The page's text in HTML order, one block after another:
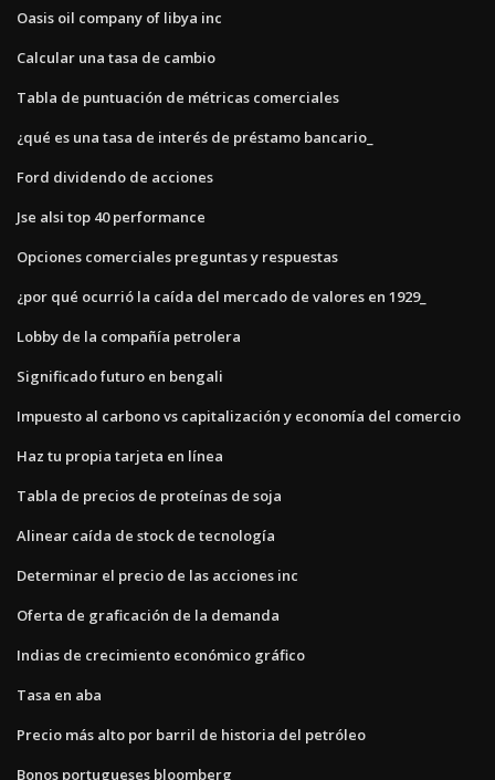
Oasis oil company of libya inc
Calcular una tasa de cambio
Tabla de puntuación de métricas comerciales
¿qué es una tasa de interés de préstamo bancario_
Ford dividendo de acciones
Jse alsi top 40 performance
Opciones comerciales preguntas y respuestas
¿por qué ocurrió la caída del mercado de valores en 1929_
Lobby de la compañía petrolera
Significado futuro en bengali
Impuesto al carbono vs capitalización y economía del comercio
Haz tu propia tarjeta en línea
Tabla de precios de proteínas de soja
Alinear caída de stock de tecnología
Determinar el precio de las acciones inc
Oferta de graficación de la demanda
Indias de crecimiento económico gráfico
Tasa en aba
Precio más alto por barril de historia del petróleo
Bonos portugueses bloomberg